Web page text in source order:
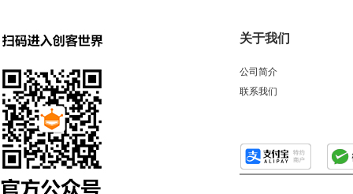
关于我们
公司简介
联系我们